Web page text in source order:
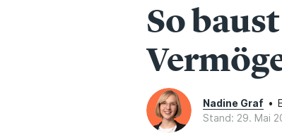
So
Nadine Graf •
Stand: 29. Mai